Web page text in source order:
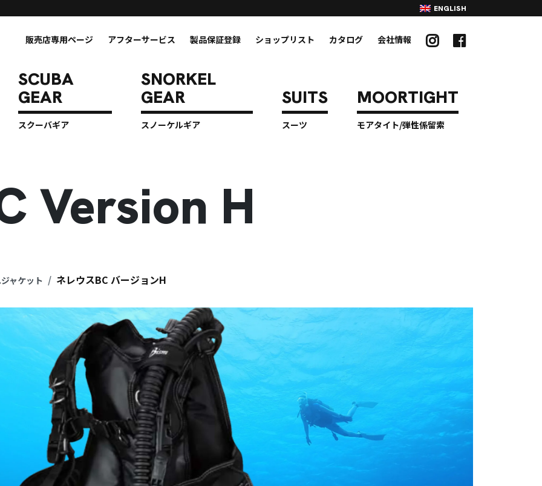
ENGLISH
スクーバギア スノーケルギア スーツ モアタイト/弾性係留索
販売店専用ページ アフターサービス 製品保証登録 ショップリスト カタログ 会社情報
Version H
ャケット ネレウスBC バージョンH